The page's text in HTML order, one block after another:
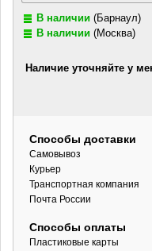
В наличии(Барнаул)
В наличии(Москва)
Наличие уточняйте у
Способы доставки
Самовывоз
Курьер
Транспортная компания
Почта России
Способы оплаты
Пластиковые карты